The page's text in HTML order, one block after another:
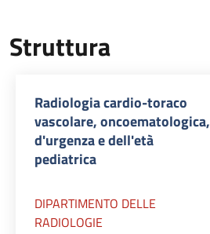
Struttura
Radiologia cardio-toraco
vascolare, oncoematologica,
d'urgenza e dell'età
pediatrica
DIPARTIMENTO DELLE
RADIOLOGIE